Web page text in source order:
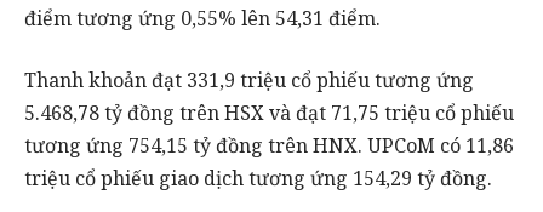
điểm tương ứng 0,55% lên 54,31 điểm.
Thanh khoản đạt 331,9 triệu cổ phiếu tương ứng
5.468,78 tỷ đồng trên HSX và đạt 71,75 triệu cổ phiếu
tương ứng 754,15 tỷ đồng trên HNX. UPCoM có 11,86
triệu cổ phiếu giao dịch tương ứng 154,29 tỷ đồng.